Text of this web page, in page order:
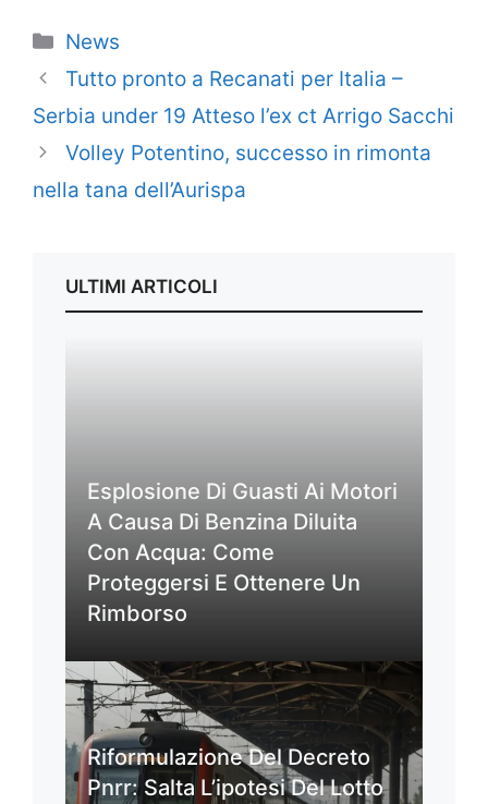
Categorie
News
Tutto pronto a Recanati per Italia –
Serbia under 19 Atteso l’ex ct Arrigo Sacchi
Volley Potentino, successo in rimonta
nella tana dell’Aurispa
ULTIMI ARTICOLI
Esplosione Di Guasti Ai Motori
A Causa Di Benzina Diluita
Con Acqua: Come
Proteggersi E Ottenere Un
Rimborso
Riformulazione Del Decreto
Pnrr: Salta L’ipotesi Del Lotto